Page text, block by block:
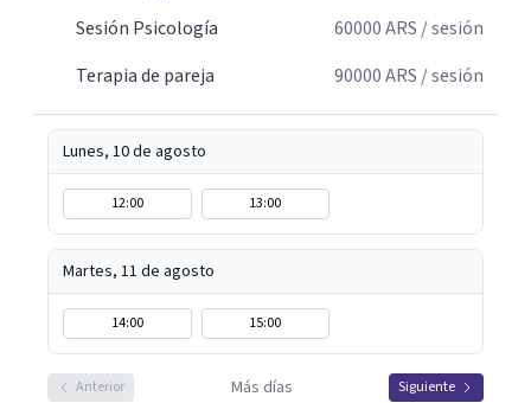
Sesión Psicología
60000ARS / sesión
Terapia de pareja
90000ARS / sesión
Lunes, 10 de agosto
12:00 13:00
Martes, 11 de agosto
14:00 15:00
Anterior Más días Siguiente